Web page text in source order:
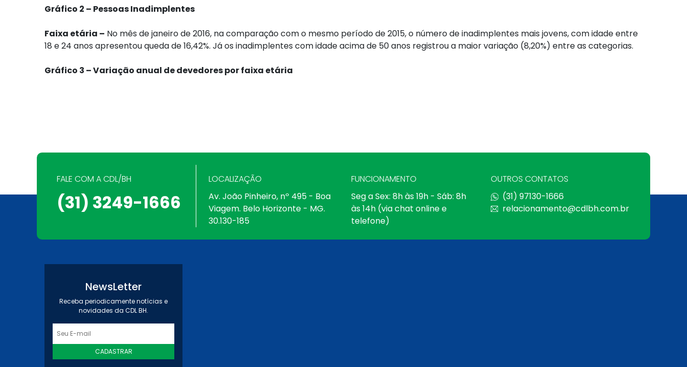
Gráfico 2 – Pessoas Inadimplentes
Faixa etária – No mês de janeiro de 2016, na comparação com o mesmo período de 2015, o número de inadimplentes mais jovens, com idade entre
18 e 24 anos apresentou queda de 16,42%. Já os inadimplentes com idade acima de 50 anos registrou a maior variação (8,20%) entre as categorias.
Gráfico 3 – Variação anual de devedores por faixa etária
FALE COM A CDL/BH
(31) 3249-1666
LOCALIZAÇÃO
Av. João Pinheiro, nº 495 - Boa
Viagem. Belo Horizonte - MG.
30.130-185
FUNCIONAMENTO
Seg a Sex: 8h às 19h - Sáb: 8h
às 14h (via chat online e
telefone)
OUTROS CONTATOS
(31) 97130-1666
relacionamento@cdlbh.com.br
NewsLetter
Receba periodicamente notícias e
novidades da CDL BH.
CADASTRAR